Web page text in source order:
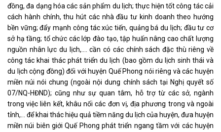
đồng, đa dạng hóa các sản phẩm du lịch; thực hiện tốt công tác cải
cách hành chính, thu hút các nhà đầu tư kinh doanh theo hướng
bền vững; đẩy mạnh công tác xúc tiến, quảng bá du lịch; đầu tư cơ
sở hạ tầng; tổ chức các lớp đào tạo, tập huấn nâng cao chất lượng
nguồn nhân lực du lịch,…. cần có các chính sách đặc thù riêng về
công tác khai thác phát triển du lịch (bao gồm du lịch sinh thái và
du lịch cộng đồng) đối với huyện Quế Phong nói riêng và các huyện
miền núi nói chung (ngoài nội dung chính sách tại Nghị quyết số
07/NQ-HĐND); cũng như sự quan tâm, hỗ trợ từ các sở, ngành
trong việc liên kết, khâu nối các đơn vị, địa phương trong và ngoài
tỉnh,… để khai thác hiệu quả tiềm năng du lịch của huyện, đưa huyện
miền núi biên giới Quế Phong phát triển ngang tầm với các huyện